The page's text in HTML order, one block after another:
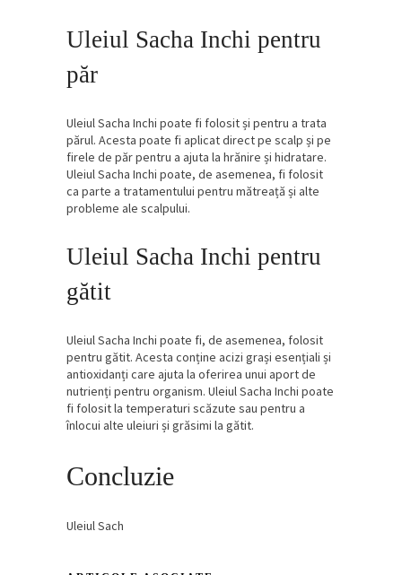
Uleiul Sacha Inchi pentru
păr
Uleiul Sacha Inchi poate fi folosit și pentru a trata
părul. Acesta poate fi aplicat direct pe scalp și pe
firele de păr pentru a ajuta la hrănire și hidratare.
Uleiul Sacha Inchi poate, de asemenea, fi folosit
ca parte a tratamentului pentru mătreață și alte
probleme ale scalpului.
Uleiul Sacha Inchi pentru
gătit
Uleiul Sacha Inchi poate fi, de asemenea, folosit
pentru gătit. Acesta conține acizi grași esențiali și
antioxidanți care ajuta la oferirea unui aport de
nutrienți pentru organism. Uleiul Sacha Inchi poate
fi folosit la temperaturi scăzute sau pentru a
înlocui alte uleiuri și grăsimi la gătit.
Concluzie
Uleiul Sach